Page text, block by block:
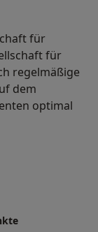
für
für
regelmäßige
dem
optimal